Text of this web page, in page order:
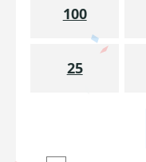
100
25